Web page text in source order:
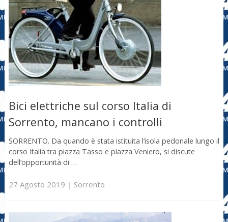
Bici elettriche sul corso Italia di
Sorrento, mancano i controlli
SORRENTO. Da quando è stata istituita l’isola pedonale lungo il
corso Italia tra piazza Tasso e piazza Veniero, si discute
dell’opportunità di …
27 Agosto 2019 | Sorrento